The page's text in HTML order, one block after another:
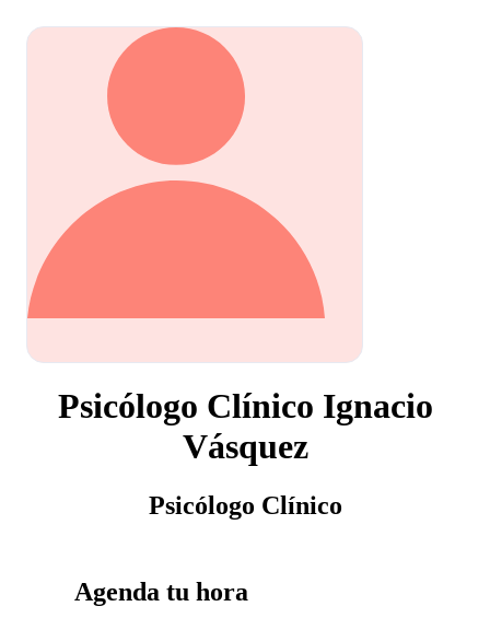
Psicólogo Clínico Ignacio
Vásquez
Psicólogo Clínico
Agenda tu hora